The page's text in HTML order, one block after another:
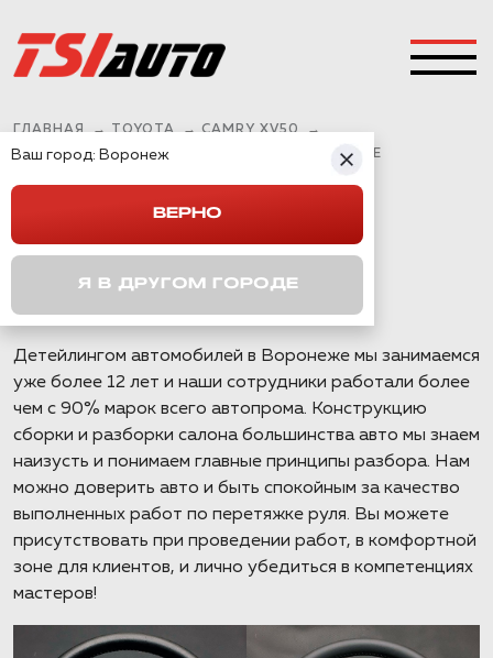
ГЛАВНАЯ → TOYOTA → CAMRY XV50 →
ПЕРЕТЯЖКА РУЛЯ TOYOTA CAMRY В ВОРОНЕЖЕ
ПЕРЕТЯЖКА РУЛЯ
TOYOTA CAMRY В
Детейлингом автомобилей в Воронеже мы занимаемся
уже более 12 лет и наши сотрудники работали более
чем с 90% марок всего автопрома. Конструкцию
сборки и разборки салона большинства авто мы знаем
наизусть и понимаем главные принципы разбора. Нам
можно доверить авто и быть спокойным за качество
выполненных работ по перетяжке руля. Вы можете
присутствовать при проведении работ, в комфортной
зоне для клиентов, и лично убедиться в компетенциях
мастеров!
Ваш город: Воронеж
ВЕРНО
Я В ДРУГОМ ГОРОДЕ